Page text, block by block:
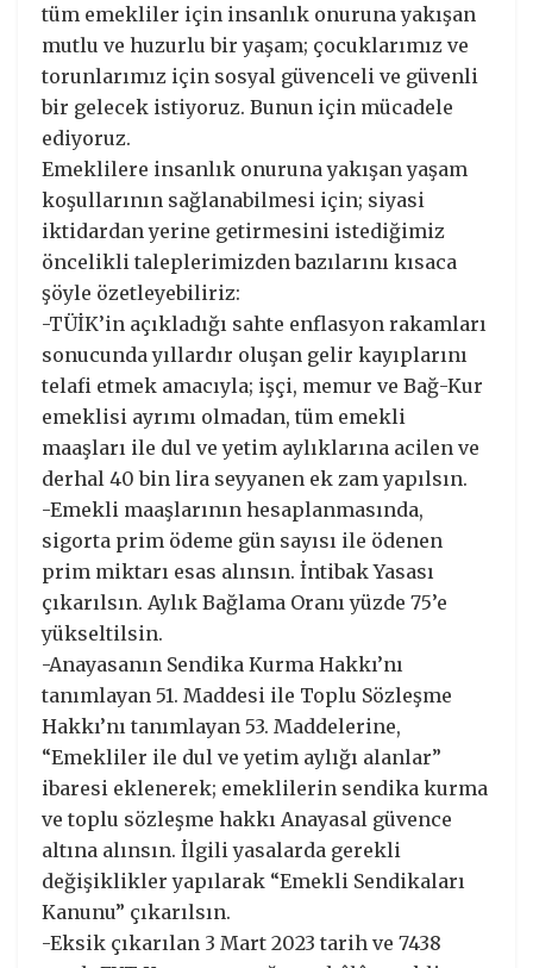
tüm emekliler için insanlık onuruna yakışan
mutlu ve huzurlu bir yaşam; çocuklarımız ve
torunlarımız için sosyal güvenceli ve güvenli
bir gelecek istiyoruz. Bunun için mücadele
ediyoruz.
Emeklilere insanlık onuruna yakışan yaşam
koşullarının sağlanabilmesi için; siyasi
iktidardan yerine getirmesini istediğimiz
öncelikli taleplerimizden bazılarını kısaca
şöyle özetleyebiliriz:
-TÜİK’in açıkladığı sahte enflasyon rakamları
sonucunda yıllardır oluşan gelir kayıplarını
telafi etmek amacıyla; işçi, memur ve Bağ-Kur
emeklisi ayrımı olmadan, tüm emekli
maaşları ile dul ve yetim aylıklarına acilen ve
derhal 40 bin lira seyyanen ek zam yapılsın.
-Emekli maaşlarının hesaplanmasında,
sigorta prim ödeme gün sayısı ile ödenen
prim miktarı esas alınsın. İntibak Yasası
çıkarılsın. Aylık Bağlama Oranı yüzde 75’e
yükseltilsin.
-Anayasanın Sendika Kurma Hakkı’nı
tanımlayan 51. Maddesi ile Toplu Sözleşme
Hakkı’nı tanımlayan 53. Maddelerine,
“Emekliler ile dul ve yetim aylığı alanlar”
ibaresi eklenerek; emeklilerin sendika kurma
ve toplu sözleşme hakkı Anayasal güvence
altına alınsın. İlgili yasalarda gerekli
değişiklikler yapılarak “Emekli Sendikaları
Kanunu” çıkarılsın.
-Eksik çıkarılan 3 Mart 2023 tarih ve 7438